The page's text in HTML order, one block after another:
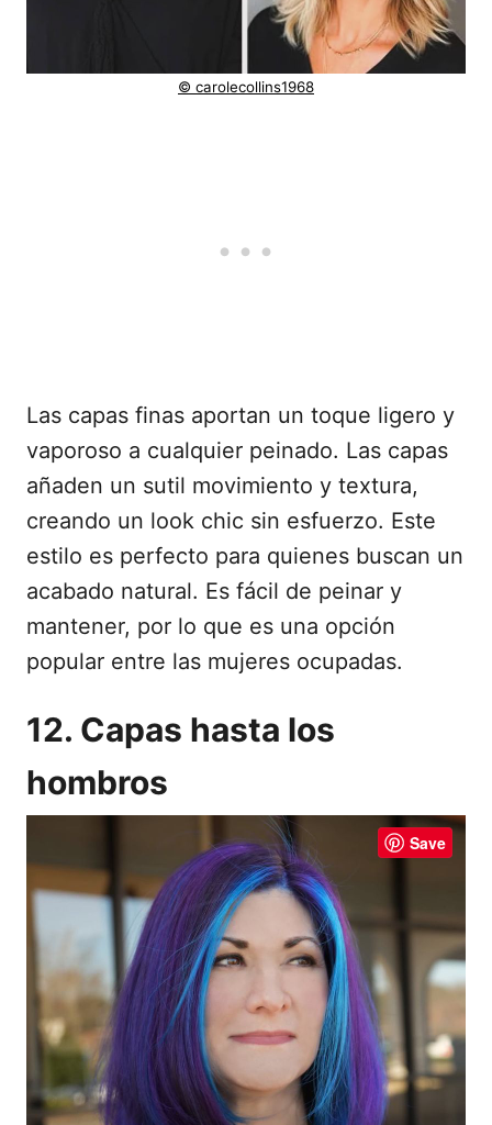
© carolecollins1968
Las capas finas aportan un toque ligero y
vaporoso a cualquier peinado. Las capas
añaden un sutil movimiento y textura,
creando un look chic sin esfuerzo. Este
estilo es perfecto para quienes buscan un
acabado natural. Es fácil de peinar y
mantener, por lo que es una opción
popular entre las mujeres ocupadas.
12. Capas hasta los
hombros
Save